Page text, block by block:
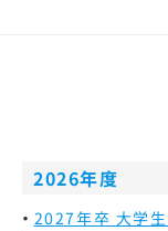
2026年度
2027年卒 大学生